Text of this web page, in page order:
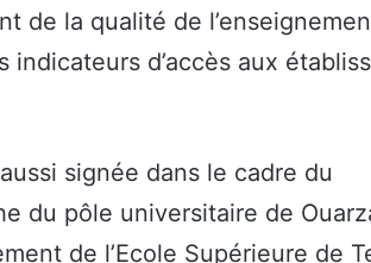
de la qualité de
indicateurs d’accès aux
signée dans le cadre du
du pôle universitaire de
de l’Ecole Supérieure de